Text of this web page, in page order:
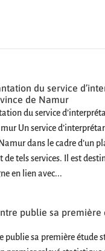
du service
de Namur
du service
Un service
dans le cadre d’un
de tels services. Il est
en lien avec...
publie sa première
publie sa première étude